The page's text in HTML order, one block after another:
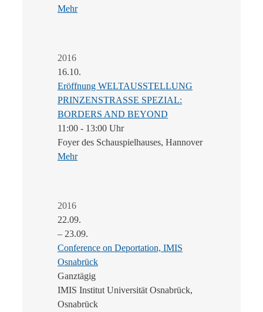
Mehr
2016
16.10.
Eröffnung WELTAUSSTELLUNG
PRINZENSTRASSE SPEZIAL:
BORDERS AND BEYOND
11:00 - 13:00 Uhr
Foyer des Schauspielhauses, Hannover
Mehr
2016
22.09.
– 23.09.
Conference on Deportation, IMIS
Osnabrück
Ganztägig
IMIS Institut Universität Osnabrück,
Osnabrück